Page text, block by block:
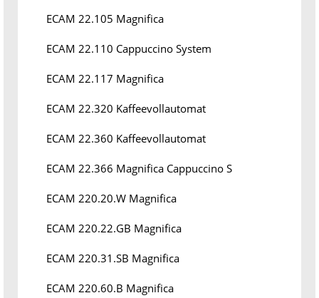
ECAM 22.105 Magnifica
ECAM 22.110 Cappuccino System
ECAM 22.117 Magnifica
ECAM 22.320 Kaffeevollautomat
ECAM 22.360 Kaffeevollautomat
ECAM 22.366 Magnifica Cappuccino S
ECAM 220.20.W Magnifica
ECAM 220.22.GB Magnifica
ECAM 220.31.SB Magnifica
ECAM 220.60.B Magnifica